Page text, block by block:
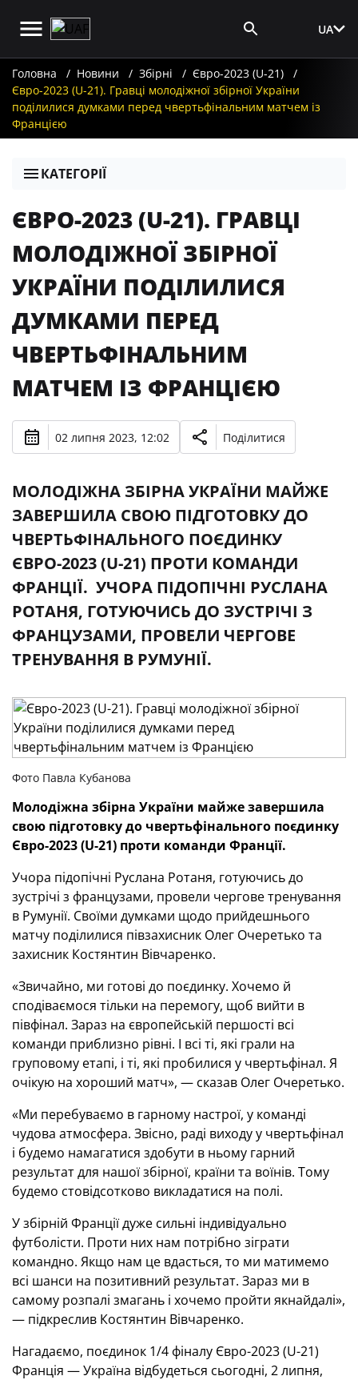
UA
Головна Новини Збірні
Євро-2023 (U-21)
Євро-2023 (U-21). Гравці молодіжної збірної України
поділилися думками перед чвертьфінальним матчем із
Францією
КАТЕГОРІЇ
ЄВРО-2023 (U-21). ГРАВЦІ
МОЛОДІЖНОЇ ЗБІРНОЇ
УКРАЇНИ ПОДІЛИЛИСЯ
ДУМКАМИ ПЕРЕД
ЧВЕРТЬФІНАЛЬНИМ
МАТЧЕМ ІЗ ФРАНЦІЄЮ
02 липня 2023, 12:02 Поділитися
МОЛОДІЖНА ЗБІРНА УКРАЇНИ МАЙЖЕ
ЗАВЕРШИЛА СВОЮ ПІДГОТОВКУ ДО
ЧВЕРТЬФІНАЛЬНОГО ПОЄДИНКУ
ЄВРО-2023 (U-21) ПРОТИ КОМАНДИ
ФРАНЦІЇ. УЧОРА ПІДОПІЧНІ РУСЛАНА
РОТАНЯ, ГОТУЮЧИСЬ ДО ЗУСТРІЧІ З
ФРАНЦУЗАМИ, ПРОВЕЛИ ЧЕРГОВЕ
ТРЕНУВАННЯ В РУМУНІЇ.
Фото Павла Кубанова
Молодіжна збірна України майже завершила
свою підготовку до чвертьфінального поєдинку
Євро-2023 (U-21) проти команди Франції.
Учора підопічні Руслана Ротаня, готуючись до
зустрічі з французами, провели чергове тренування
в Румунії. Своїми думками щодо прийдешнього
матчу поділилися півзахисник Олег Очеретько та
захисник Костянтин Вівчаренко.
«Звичайно, ми готові до поєдинку. Хочемо й
сподіваємося тільки на перемогу, щоб вийти в
півфінал. Зараз на європейській першості всі
команди приблизно рівні. І всі ті, які грали на
груповому етапі, і ті, які пробилися у чвертьфінал. Я
очікую на хороший матч», — сказав Олег Очеретько.
«Ми перебуваємо в гарному настрої, у команді
чудова атмосфера. Звісно, раді виходу у чвертьфінал
і будемо намагатися здобути в ньому гарний
результат для нашої збірної, країни та воїнів. Тому
будемо стовідсотково викладатися на полі.
У збірній Франції дуже сильні індивідуально
футболісти. Проти них нам потрібно зіграти
командно. Якщо нам це вдасться, то ми матимемо
всі шанси на позитивний результат. Зараз ми в
самому розпалі змагань і хочемо пройти якнайдалі»,
— підкреслив Костянтин Вівчаренко.
Нагадаємо, поєдинок 1/4 фіналу Євро-2023 (U-21)
Франція — Україна відбудеться сьогодні, 2 липня,